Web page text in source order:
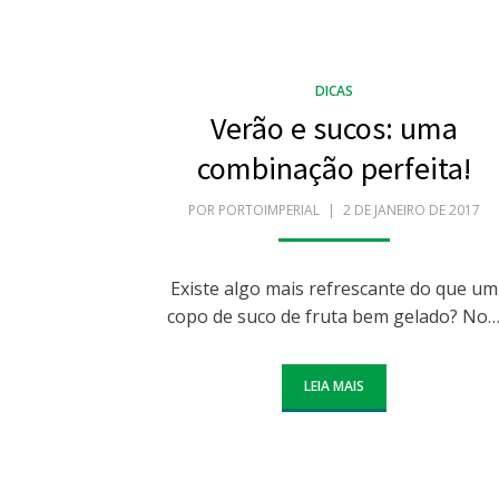
DICAS
Verão e sucos: uma
combinação perfeita!
POR PORTOIMPERIAL
POSTADO
2 DE JANEIRO DE 2017
Existe algo mais refrescante do que um
copo de suco de fruta bem gelado? No…
LEIA MAIS